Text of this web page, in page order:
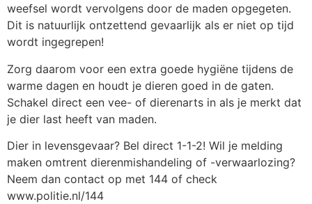
weefsel wordt vervolgens door de maden opgegeten.
Dit is natuurlijk ontzettend gevaarlijk als er niet op tijd
wordt ingegrepen!
Zorg daarom voor een extra goede hygiëne tijdens de
warme dagen en houdt je dieren goed in de gaten.
Schakel direct een vee- of dierenarts in als je merkt dat
je dier last heeft van maden.
Dier in levensgevaar? Bel direct 1-1-2! Wil je melding
maken omtrent dierenmishandeling of -verwaarlozing?
Neem dan contact op met 144 of check
www.politie.nl/144